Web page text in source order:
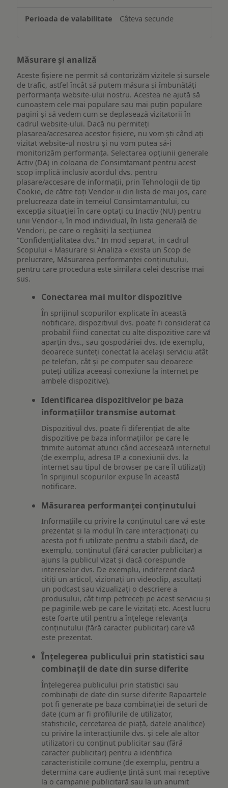
Câteva secunde
Măsurare și analiză
Aceste fișiere ne permit să contorizăm vizitele și sursele
de trafic, astfel încât să putem măsura și îmbunătăți
performanța website-ului nostru. Acestea ne ajută să
cunoaștem cele mai populare sau mai puțin populare
pagini și să vedem cum se deplasează vizitatorii în
cadrul website-ului. Dacă nu permiteți
plasarea/accesarea acestor fișiere, nu vom ști când ați
vizitat website-ul nostru și nu vom putea să-i
monitorizăm performanța. Selectarea opțiunii generale
Activ (DA) in coloana de Consimtamant pentru acest
scop implică inclusiv acordul dvs. pentru
plasare/accesare de informații, prin Tehnologii de tip
Cookie, de către toți Vendor-ii din lista de mai jos, care
prelucreaza date in temeiul Consimtamantului, cu
excepția situației în care optați cu Inactiv (NU) pentru
unii Vendor-i, în mod individual, în lista generală de
Vendori, pe care o regăsiți la secțiunea
“Confidențialitatea dvs.” In mod separat, in cadrul
Scopului « Masurare si Analiza » exista un Scop de
prelucrare, Măsurarea performanței conținutului,
pentru care procedura este similara celei descrise mai
sus.
Conectarea mai multor dispozitive
În sprijinul scopurilor explicate în această
notificare, dispozitivul dvs. poate fi considerat ca
probabil fiind conectat cu alte dispozitive care vă
aparțin dvs., sau gospodăriei dvs. (de exemplu,
deoarece sunteți conectat la același serviciu atât
pe telefon, cât și pe computer sau deoarece
puteți utiliza aceeași conexiune la internet pe
ambele dispozitive).
Identificarea dispozitivelor pe baza
informațiilor transmise automat
Dispozitivul dvs. poate fi diferențiat de alte
dispozitive pe baza informațiilor pe care le
trimite automat atunci când accesează internetul
(de exemplu, adresa IP a conexiunii dvs. la
internet sau tipul de browser pe care îl utilizați)
în sprijinul scopurilor expuse în această
notificare.
Măsurarea performanței conținutului
Informațiile cu privire la conținutul care vă este
prezentat și la modul în care interacționați cu
acesta pot fi utilizate pentru a stabili dacă, de
exemplu, conținutul (fără caracter publicitar) a
ajuns la publicul vizat și dacă corespunde
intereselor dvs. De exemplu, indiferent dacă
citiți un articol, vizionați un videoclip, ascultați
un podcast sau vizualizați o descriere a
produsului, cât timp petreceți pe acest serviciu și
pe paginile web pe care le vizitați etc. Acest lucru
este foarte util pentru a înțelege relevanța
conținutului (fără caracter publicitar) care vă
este prezentat.
Înțelegerea publicului prin statistici sau
combinații de date din surse diferite
Înțelegerea publicului prin statistici sau
combinații de date din surse diferite Rapoartele
pot fi generate pe baza combinației de seturi de
date (cum ar fi profilurile de utilizator,
statisticile, cercetarea de piață, datele analitice)
cu privire la interacțiunile dvs. și cele ale altor
utilizatori cu conținut publicitar sau (fără
caracter publicitar) pentru a identifica
caracteristicile comune (de exemplu, pentru a
determina care audiențe țintă sunt mai receptive
la o campanie publicitară sau la un anumit